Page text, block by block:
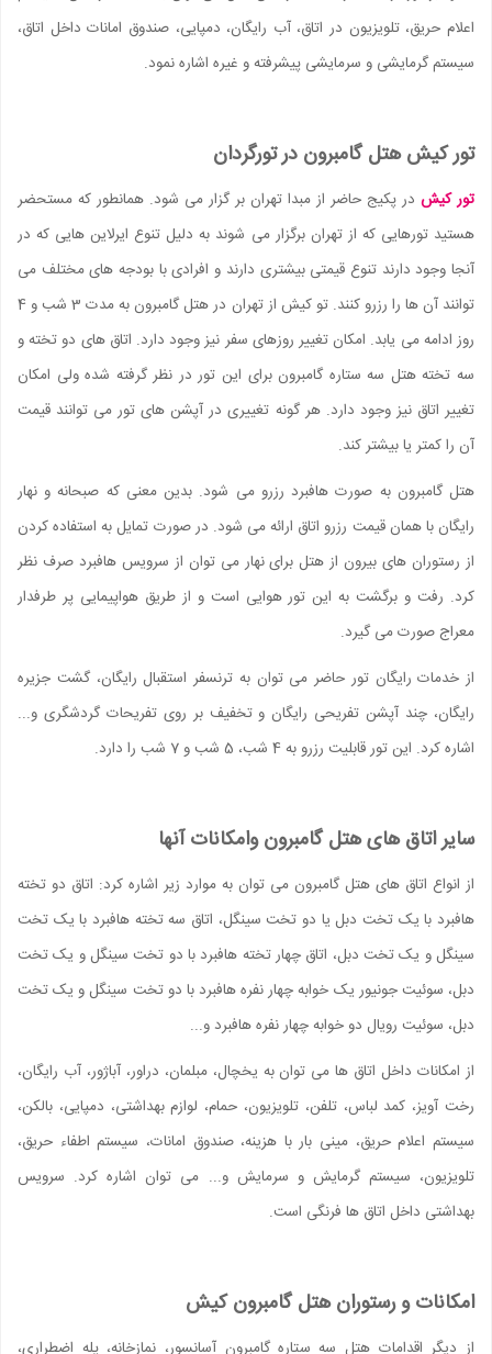
اعلام حریق، تلویزیون در اتاق، آب رایگان، دمپایی، صندوق امانات داخل اتاق،
سیستم گرمایشی و سرمایشی پیشرفته و غیره اشاره نمود.
تور کیش هتل گامبرون در تورگردان
تور کیش در پکیج حاضر از مبدا تهران بر گزار می شود. همانطور که مستحضر
هستید تورهایی که از تهران برگزار می شوند به دلیل تنوع ایرلاین هایی که در
آنجا وجود دارند تنوع قیمتی بیشتری دارند و افرادی با بودجه های مختلف می
توانند آن ها را رزرو کنند. تو کیش از تهران در هتل گامبرون به مدت 3 شب و 4
روز ادامه می یابد. امکان تغییر روزهای سفر نیز وجود دارد. اتاق های دو تخته و
سه تخته هتل سه ستاره گامبرون برای این تور در نظر گرفته شده ولی امکان
تغییر اتاق نیز وجود دارد. هر گونه تغییری در آپشن های تور می توانند قیمت
آن را کمتر یا بیشتر کند.
هتل گامبرون به صورت هافبرد رزرو می شود. بدین معنی که صبحانه و نهار
رایگان با همان قیمت رزرو اتاق ارائه می شود. در صورت تمایل به استفاده کردن
از رستوران های بیرون از هتل برای نهار می توان از سرویس هافبرد صرف نظر
کرد. رفت و برگشت به این تور هوایی است و از طریق هواپیمایی پر طرفدار
معراج صورت می گیرد.
از خدمات رایگان تور حاضر می توان به ترنسفر استقبال رایگان، گشت جزیره
رایگان، چند آپشن تفریحی رایگان و تخفیف بر روی تفریحات گردشگری و...
اشاره کرد. این تور قابلیت رزرو به 4 شب، 5 شب و 7 شب را دارد.
سایر اتاق های هتل گامبرون وامکانات آنها
از انواع اتاق های هتل گامبرون می توان به موارد زیر اشاره کرد: اتاق دو تخته
هافبرد با یک تخت دبل یا دو تخت سینگل، اتاق سه تخته هافبرد با یک تخت
سینگل و یک تخت دبل، اتاق چهار تخته هافبرد با دو تخت سینگل و یک تخت
دبل، سوئیت جونیور یک خوابه چهار نفره هافبرد با دو تخت سینگل و یک تخت
دبل، سوئیت رویال دو خوابه چهار نفره هافبرد و...
از امکانات داخل اتاق ها می توان به یخچال، مبلمان، دراور، آباژور، آب رایگان،
رخت آویز، کمد لباس، تلفن، تلویزیون، حمام، لوازم بهداشتی، دمپایی، بالکن،
سیستم اعلام حریق، مینی بار با هزینه، صندوق امانات، سیستم اطفاء حریق،
تلویزیون، سیستم گرمایش و سرمایش و... می توان اشاره کرد. سرویس
بهداشتی داخل اتاق ها فرنگی است.
امکانات و رستوران هتل گامبرون کیش
از دیگر اقدامات هتل سه ستاره گامبرون آسانسور، نمازخانه، پله اضطراری،